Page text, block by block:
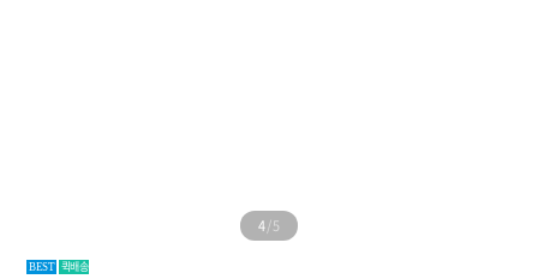
5/5
BEST 퀵배송